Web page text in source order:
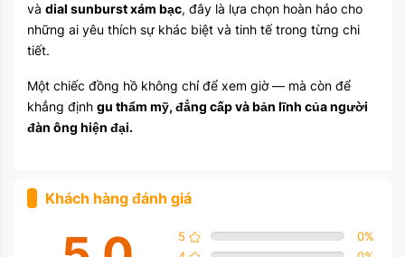
và dial sunburst xám bạc, đây là lựa chọn hoàn hảo cho
những ai yêu thích sự khác biệt và tinh tế trong từng chi
tiết.
Một chiếc đồng hồ không chỉ để xem giờ — mà còn để
khẳng định gu thẩm mỹ, đẳng cấp và bản lĩnh của người
đàn ông hiện đại.
Khách hàng đánh giá
5 0%